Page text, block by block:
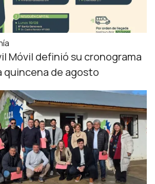
Móvil definió su cronograma
quincena de agosto